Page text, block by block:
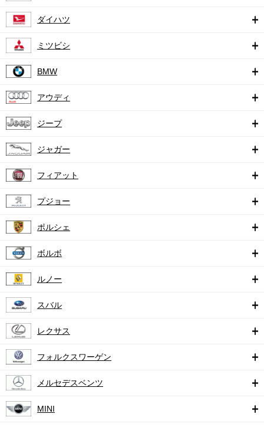
ダイハツ
ミツビシ
BMW
アウディ
ジープ
ジャガー
フィアット
プジョー
ポルシェ
ボルボ
ルノー
スバル
レクサス
フォルクスワーゲン
メルセデスベンツ
MINI